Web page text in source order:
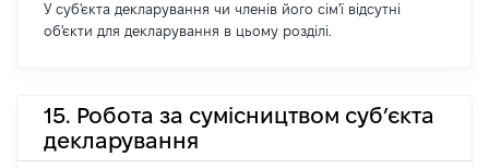
У суб'єкта декларування чи членів його сім'ї відсутні
об'єкти для декларування в цьому розділі.
15. Робота за сумісництвом суб’єкта
декларування